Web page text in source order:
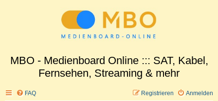
MBO - Medienboard Online ::: SAT, Kabel,
Fernsehen, Streaming & mehr
FAQ Anmelden
Registrieren